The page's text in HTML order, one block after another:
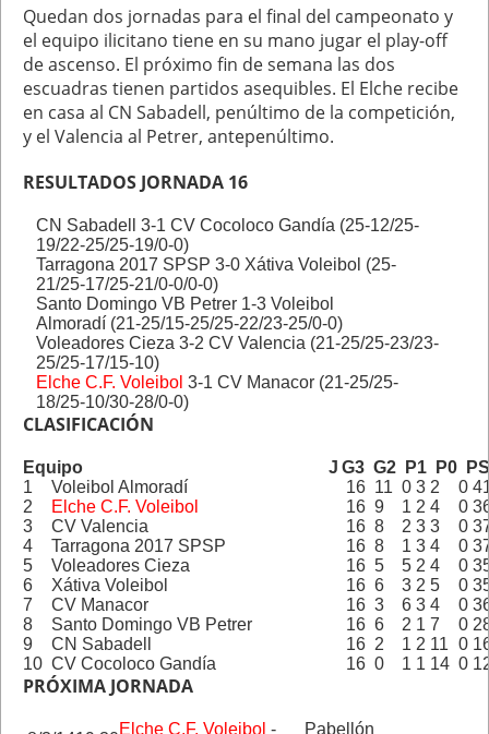
Quedan dos jornadas para el final del campeonato y
el equipo ilicitano tiene en su mano jugar el play-off
de ascenso. El próximo fin de semana las dos
escuadras tienen partidos asequibles. El Elche recibe
en casa al CN Sabadell, penúltimo de la competición,
y el Valencia al Petrer, antepenúltimo.
RESULTADOS JORNADA 16
CN Sabadell 3-1 CV Cocoloco Gandía (25-12/25-
19/22-25/25-19/0-0)
Tarragona 2017 SPSP 3-0 Xátiva Voleibol (25-
21/25-17/25-21/0-0/0-0)
Santo Domingo VB Petrer 1-3 Voleibol
Almoradí (21-25/15-25/25-22/23-25/0-0)
Voleadores Cieza 3-2 CV Valencia (21-25/25-23/23-
25/25-17/15-10)
Elche C.F. Voleibol 3-1 CV Manacor (21-25/25-
18/25-10/30-28/0-0)
CLASIFICACIÓN
Equipo J G3 G2 P1 P0
PS
1
Voleibol Almoradí 16 11 0 3 2 0
2
Elche C.F. Voleibol 16 9 1 2 4 0
3
CV Valencia 16 8 2 3 3 0
4
Tarragona 2017 SPSP 16 8 1 3 4 0
5
Voleadores Cieza 16 5 5 2 4 0
6
Xátiva Voleibol 16 6 3 2 5 0
7
CV Manacor 16 3 6 3 4 0
8
Santo Domingo VB Petrer 16 6 2 1 7 0
9
CN Sabadell 16 2 1 2 11 0
10 CV Cocoloco Gandía 16 0 1 1 14 0
PRÓXIMA JORNADA
Elche C.F. Voleibol - Pabellón